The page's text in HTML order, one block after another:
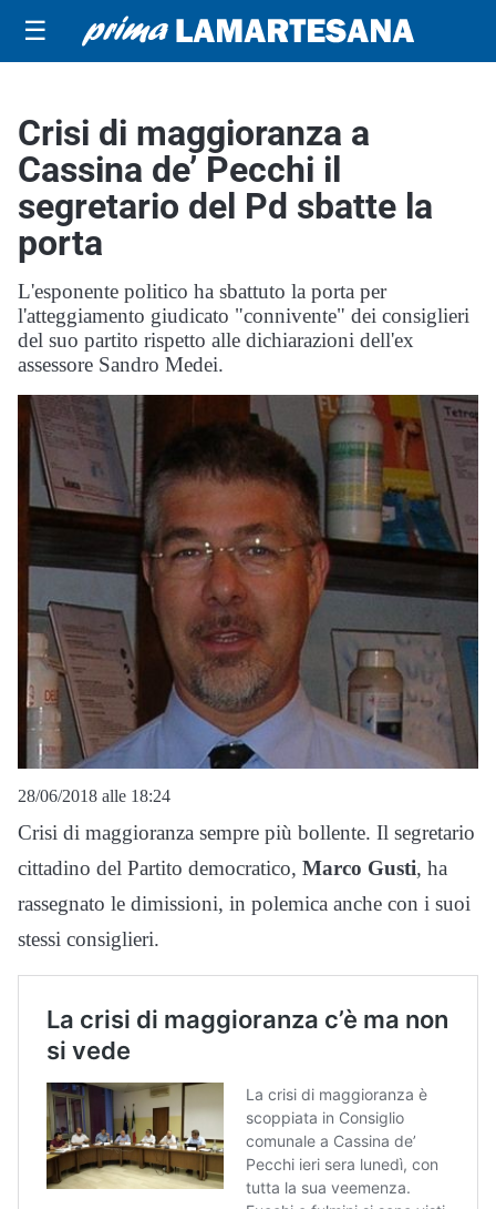
☰
Crisi di maggioranza a
Cassina de’ Pecchi il
segretario del Pd sbatte la
porta
L'esponente politico ha sbattuto la porta per
l'atteggiamento giudicato "connivente" dei consiglieri
del suo partito rispetto alle dichiarazioni dell'ex
assessore Sandro Medei.
28/06/2018 alle 18:24
Crisi di maggioranza sempre più bollente. Il segretario
cittadino del Partito democratico, Marco Gusti, ha
rassegnato le dimissioni, in polemica anche con i suoi
stessi consiglieri.